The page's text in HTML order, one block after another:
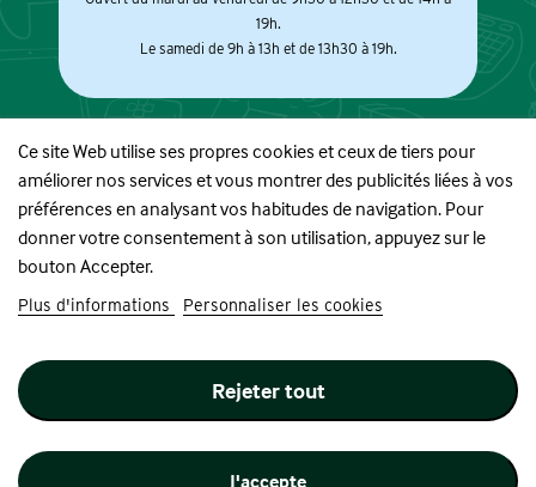
19h.
Le samedi de 9h à 13h et de 13h30 à 19h.
À PROPOS
BOUTIQUE
INFORMATIONS
SUIVEZ-NOUS
Ce site Web utilise ses propres cookies et ceux de tiers pour
améliorer nos services et vous montrer des publicités liées à vos
préférences en analysant vos habitudes de navigation. Pour
donner votre consentement à son utilisation, appuyez sur le
bouton Accepter.
Plus d'informations Personnaliser les cookies
Rejeter tout
J'accepte
Site réalisé par